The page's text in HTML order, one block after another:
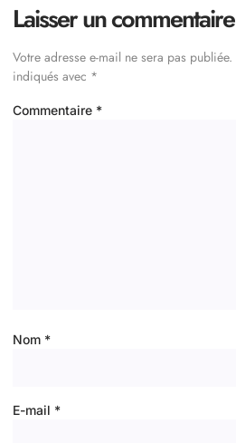
Laisser un commentaire
Votre adresse e-mail ne sera pas publiée.
indiqués avec *
Commentaire *
Nom *
E-mail *